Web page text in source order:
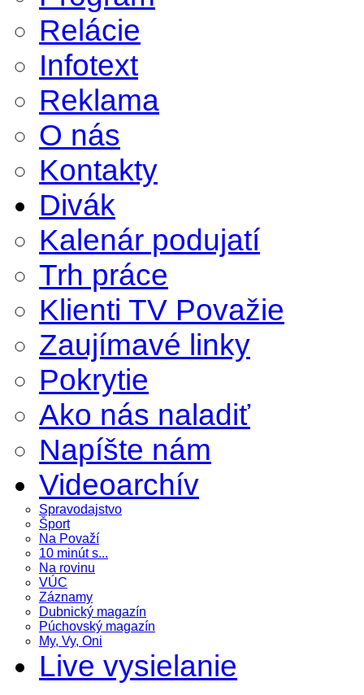
Relácie
Infotext
Reklama
O nás
Kontakty
Divák
Kalenár podujatí
Trh práce
Klienti TV Považie
Zaujímavé linky
Pokrytie
Ako nás naladiť
Napíšte nám
Videoarchív
Spravodajstvo
Šport
Na Považí
10 minút s...
Na rovinu
VÚC
Záznamy
Dubnický magazín
Púchovský magazín
My, Vy, Oni
Live vysielanie